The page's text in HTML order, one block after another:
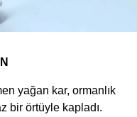
yağan kar, ormanlık
bir örtüyle kapladı.